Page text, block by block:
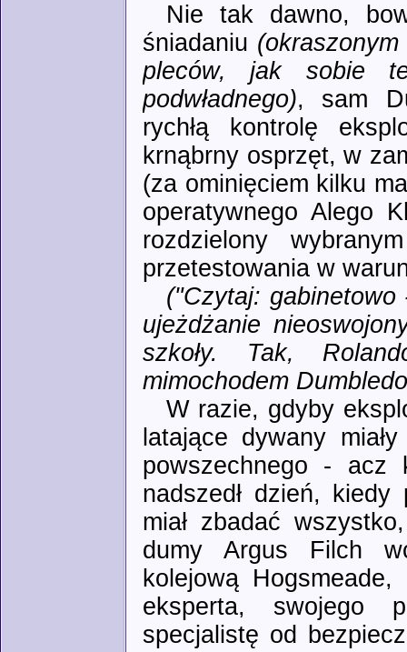
Nie tak dawno,
śniadaniu
pleców, jak sobie
podwładnego), sam
rychłą kontrolę
krnąbrny osprzęt, w
(za ominięciem kilku
operatywnego Alego
rozdzielony
przetestowania w
("Czytaj:
ujeżdżanie
szkoły. Tak,
mimochodem
W razie, gdyby
latające dywany
powszechnego - acz
nadszedł dzień,
miał zbadać
dumy Argus Filch
kolejową
eksperta, swojego
specjalistę od